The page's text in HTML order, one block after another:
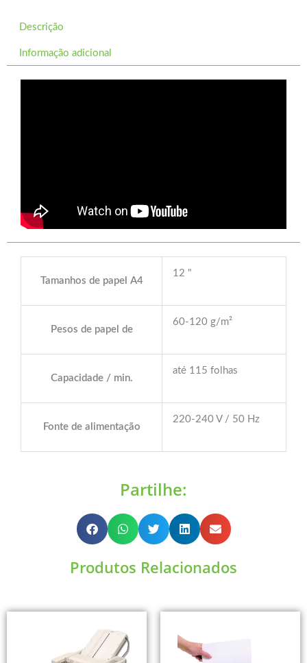
Descrição
Informação adicional
Tamanhos de papel A4
12 "
Pesos de papel de
60-120 g/m²
Capacidade / min.
até 115 folhas
Fonte de alimentação
220-240 V / 50 Hz
Partilhe:
Produtos Relacionados